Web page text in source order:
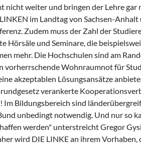
nicht weiter und bringen der Lehre
im Landtag von Sachsen-
Zudem muss der Zahl der
Hörsäle und Seminare, die
mehr. Die Hochschulen sind am
vorherrschende Wohnraumnot für
akzeptablen Lösungsansätze
verankerte
Im Bildungsbereich sind
unbedingt notwendig. Und nur so
werden" unterstreicht Gregor
wird DIE LINKE an ihrem